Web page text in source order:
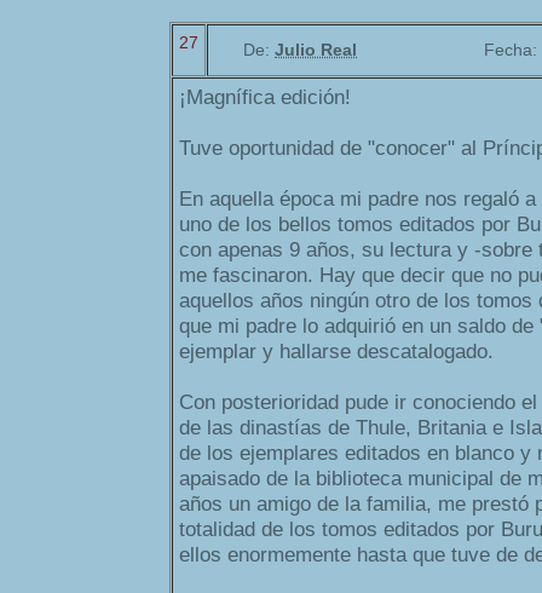
27 De: Julio Real Fecha:
¡Magnífica edición!
Tuve oportunidad de "conocer" al
En aquella época mi padre nos regaló
uno de los bellos tomos editados por
con apenas 9 años, su lectura y -sobre
me fascinaron. Hay que decir que no
aquellos años ningún otro de los
que mi padre lo adquirió en un saldo
ejemplar y hallarse descatalogado.
Con posterioridad pude ir conociendo
de las dinastías de Thule, Britania e
de los ejemplares editados en blanco y
apaisado de la biblioteca municipal de
años un amigo de la familia, me prestó
totalidad de los tomos editados por
ellos enormemente hasta que tuve de